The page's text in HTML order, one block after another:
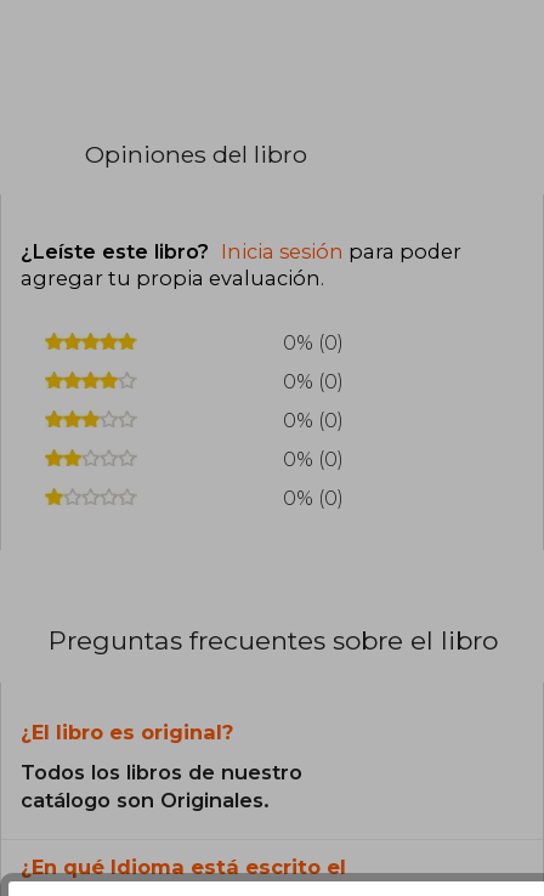
Opiniones del libro
¿Leíste este libro? Inicia sesión para poder
agregar tu propia evaluación.
0% (0)
0% (0)
0% (0)
0% (0)
0% (0)
Preguntas frecuentes sobre el libro
¿El libro es original?
Todos los libros de nuestro
catálogo son Originales.
¿En qué Idioma está escrito el